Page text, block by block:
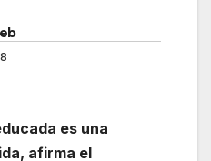
es una
afirma el